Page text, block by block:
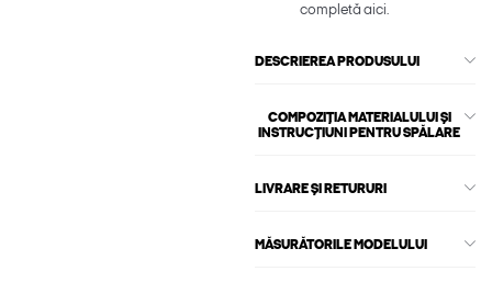
completă aici.
DESCRIEREA PRODUSULUI
COMPOZIȚIA MATERIALULUI ȘI
INSTRUCȚIUNI PENTRU SPĂLARE
LIVRARE ȘI RETURURI
MĂSURĂTORILE MODELULUI